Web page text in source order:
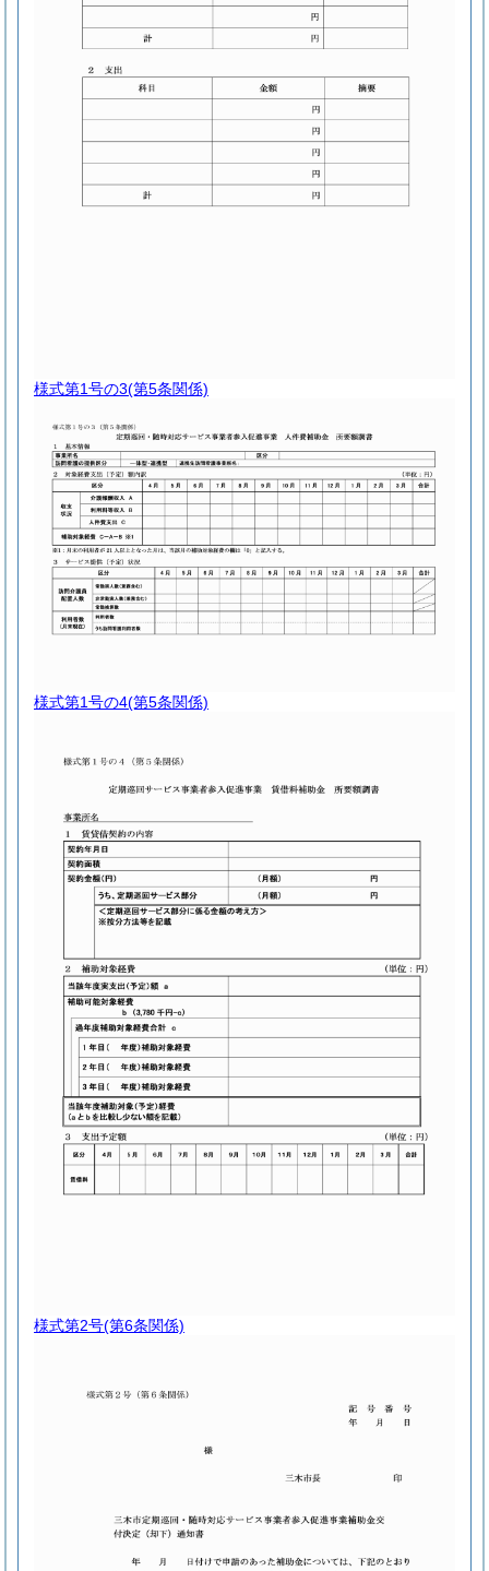
様式第1号の3(第5条関係)
様式第1号の4(第5条関係)
様式第2号(第6条関係)